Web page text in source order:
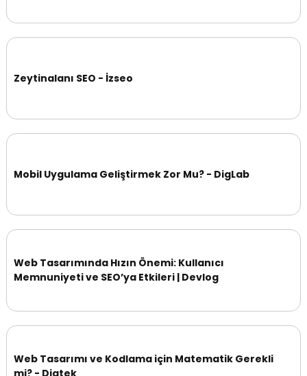
Zeytinalanı SEO - İzseo
Mobil Uygulama Geliştirmek Zor Mu? - DigLab
Web Tasarımında Hızın Önemi: Kullanıcı
Memnuniyeti ve SEO’ya Etkileri | Devlog
Web Tasarımı ve Kodlama için Matematik Gerekli